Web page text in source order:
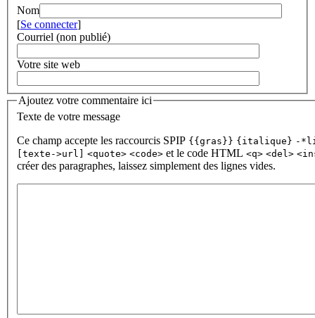
Nom
[Se connecter]
Courriel (non publié)
Votre site web
Ajoutez votre commentaire ici
Texte de votre message
Ce champ accepte les raccourcis SPIP {{gras}} {italique} -
[texte->url]
<quote> <code> et le code HTML <q> <del>
créer des paragraphes, laissez simplement des lignes vides.